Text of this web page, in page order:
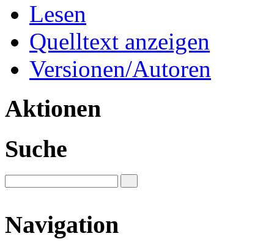
Lesen
Quelltext anzeigen
Versionen/Autoren
Aktionen
Suche
Navigation